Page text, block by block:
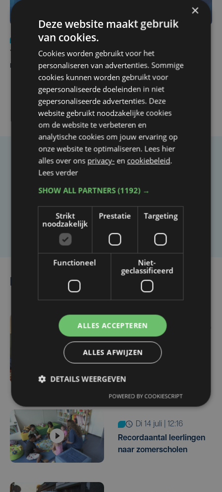
Nieuws
do 6 augustus | 21:30
Yaro (19), slachtoffer van vechtpartij, is na
maandenlange coma overleden
Taalfout opgemerkt?
artikel?
Laat het ons weten
ma 3 augustus | 10:26
Helemaal volzet: 64
kinderen krijgen extra
taalbad tijdens
zomerschool in Kortrijk
di 14 juli | 12:16
Recordaantal leerlingen
naar zomerscholen
×
Deze website maakt gebruik
van cookies.
Cookies worden gebruikt voor het
personaliseren van advertenties. Sommige
cookies kunnen worden gebruikt voor
gepersonaliseerde doeleinden in niet
gepersonaliseerde advertenties. Deze
website gebruikt noodzakelijke cookies
om de website te verbeteren en
analytische cookies om jouw ervaring op
onze website te optimaliseren. Lees hier
alles over ons privacy- en cookiebeleid.
Lees verder
SHOW ALL PARTNERS(1192) →
Strikt
noodzakelijk
Prestatie Targeting
Functioneel
Niet-
geclassificeerd
ALLES ACCEPTEREN
ALLES AFWIJZEN
DETAILS WEERGEVEN
POWERED BY COOKIESCRIPT